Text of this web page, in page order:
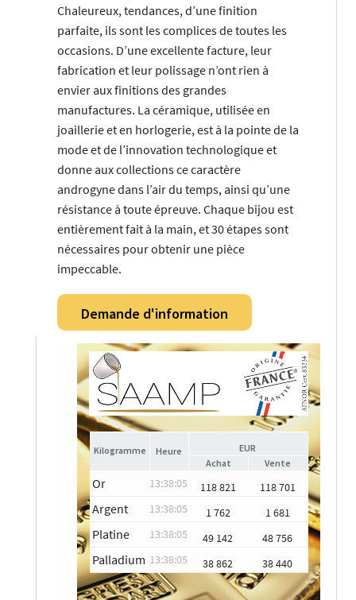
Chaleureux, tendances, d’une finition
parfaite, ils sont les complices de toutes les
occasions. D’une excellente facture, leur
fabrication et leur polissage n’ont rien à
envier aux finitions des grandes
manufactures. La céramique, utilisée en
joaillerie et en horlogerie, est à la pointe de la
mode et de l’innovation technologique et
donne aux collections ce caractère
androgyne dans l’air du temps, ainsi qu’une
résistance à toute épreuve. Chaque bijou est
entièrement fait à la main, et 30 étapes sont
nécessaires pour obtenir une pièce
impeccable.
Demande d'information
Heure
EUR
Achat
Vente
Or 13:38:05 118 821 118 701
Argent 13:38:05 1 762 1 681
Platine 13:38:05 49 142 48 756
Palladium 13:38:05 38 862 38 440